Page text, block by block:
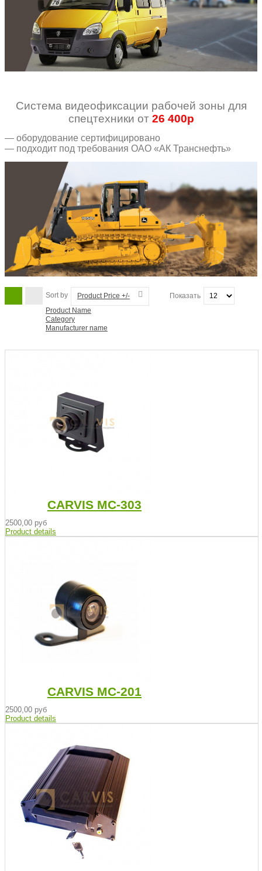
Система видеофиксации рабочей зоны для
спецтехники от 26 400р
— оборудование сертифицировано
— подходит под требования ОАО «АК Транснефть»
Sort by
Product Price +/-
Product Name
Category
Manufacturer name
Показать
CARVIS MC-303
2500,00 руб
Product details
CARVIS MC-201
2500,00 руб
Product details